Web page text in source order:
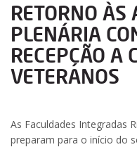
RETORNO ÀS
PLENÁRIA
RECEPÇÃO A
VETERANOS
As Faculdades Integradas
preparam para o início do